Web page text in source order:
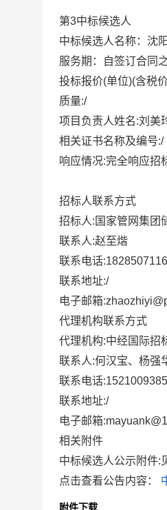
第3中标候选人
中标候选人名称：沈
服务期：自签订合同
投标报价(单位)(含税
质量:/
项目负责人姓名:刘美
相关证书名称及编号:/
响应情况:完全响应招
招标人联系方式
招标人:国家管网集团
联系人:赵至煯
联系电话
联系地址:/
电子邮箱
代理机构联系方式
代理机构:中经国际招
联系人:何汉宝、杨强
联系电话
联系地址:/
电子邮箱
相关附件
中标候选人公示附件:
点击查看公告内容：
附件下载